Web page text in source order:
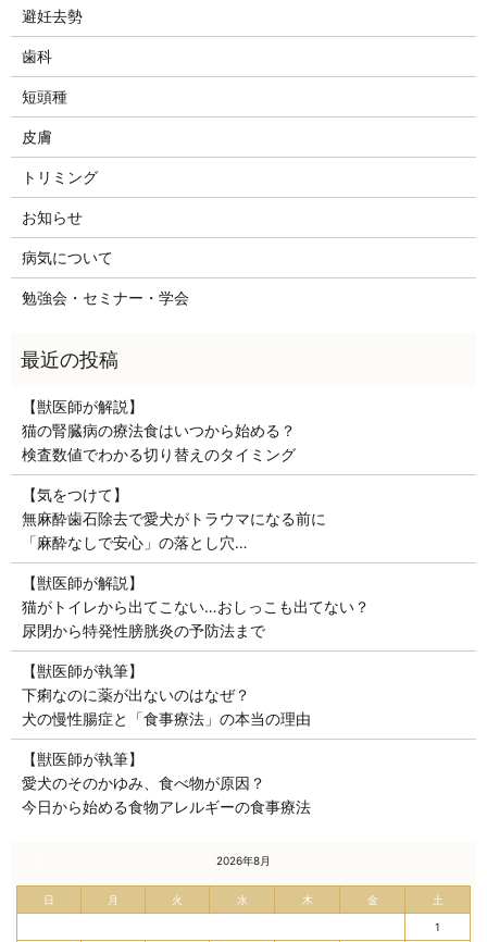
避妊去勢
歯科
短頭種
皮膚
トリミング
お知らせ
病気について
勉強会・セミナー・学会
【獣医師が解説】
猫の腎臓病の療法食はいつから始める？
検査数値でわかる切り替えのタイミング
【気をつけて】
無麻酔歯石除去で愛犬がトラウマになる前に
「麻酔なしで安心」の落とし穴…
【獣医師が解説】
猫がトイレから出てこない…おしっこも出てない？
尿閉から特発性膀胱炎の予防法まで
【獣医師が執筆】
下痢なのに薬が出ないのはなぜ？
犬の慢性腸症と「食事療法」の本当の理由
【獣医師が執筆】
愛犬のそのかゆみ、食べ物が原因？
今日から始める食物アレルギーの食事療法
2026年8月
日 月 火 水 木 金 土
1